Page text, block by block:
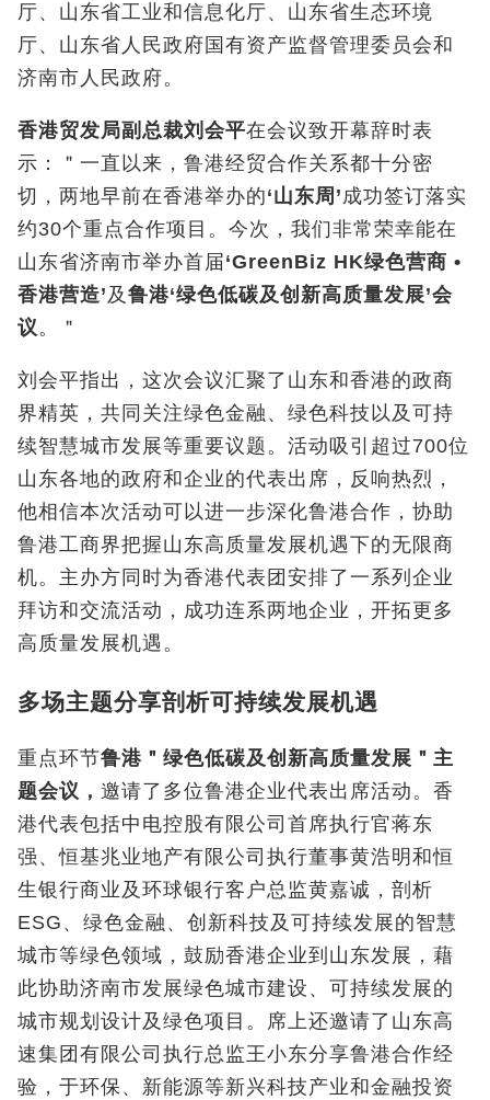
厅、山东省工业和信息化厅、山东省生态环境
厅、山东省人民政府国有资产监督管理委员会和
济南市人民政府。
香港贸发局副总裁刘会平在会议致开幕辞时表
示：＂一直以来，鲁港经贸合作关系都十分密
切，两地早前在香港举办的‘山东周’成功签订落实
约30个重点合作项目。今次，我们非常荣幸能在
山东省济南市举办首届‘GreenBiz HK绿色营商 •
香港营造’及 鲁港‘绿色低碳及创新高质量发展’会
议。＂
刘会平指出，这次会议汇聚了山东和香港的政商
界精英，共同关注绿色金融、绿色科技以及可持
续智慧城市发展等重要议题。活动吸引超过700位
山东各地的政府和企业的代表出席，反响热烈，
他相信本次活动可以进一步深化鲁港合作，协助
鲁港工商界把握山东高质量发展机遇下的无限商
机。主办方同时为香港代表团安排了一系列企业
拜访和交流活动，成功连系两地企业，开拓更多
高质量发展机遇。
多场主题分享剖析可持续发展机遇
重点环节鲁港＂绿色低碳及创新高质量发展＂主
题会议， 邀请了多位鲁港企业代表出席活动。香
港代表包括中电控股有限公司首席执行官蒋东
强、恒基兆业地产有限公司执行董事黄浩明和恒
生银行商业及环球银行客户总监黄嘉诚，剖析
ESG、绿色金融、创新科技及可持续发展的智慧
城市等绿色领域，鼓励香港企业到山东发展，藉
此协助济南市发展绿色城市建设、可持续发展的
城市规划设计及绿色项目。席上还邀请了山东高
速集团有限公司执行总监王小东分享鲁港合作经
验，于环保、新能源等新兴科技产业和金融投资